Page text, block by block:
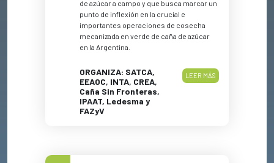
de azúcar a campo y que busca marcar un
punto de inflexión en la crucial e
importantes operaciones de cosecha
mecanizada en verde de caña de azúcar
en la Argentina.
ORGANIZA: SATCA,
EEAOC, INTA, CREA,
Caña Sin Fronteras,
IPAAT, Ledesma y
FAZyV
LEER MÁS